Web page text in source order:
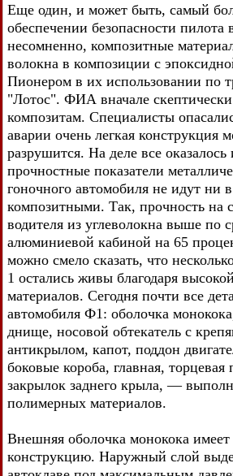
Еще один, и может быть, самый
обеспечении безопасности пилота
несомненно, композитные
волокна в композиции с
Пионером в их использовании по
"Лотос". ФИА вначале скептически
композитам. Специалисты
аварии очень легкая конструкция
разрушится. На деле все
прочностные показатели
гоночного автомобиля не идут ни
композитными. Так, прочность на
водителя из углеволокна выше по
алюминиевой кабиной на 65
можно смело сказать, что
1 остались живы благодаря
материалов. Сегодня почти все
автомобиля Ф1: оболочка
днище, носовой обтекатель с
антикрылом, капот, поддон
боковые короба, главная, торцевая
закрылок заднего крыла, —
полимерных материалов.
Внешняя оболочка монокока
конструкцию. Наружный слой